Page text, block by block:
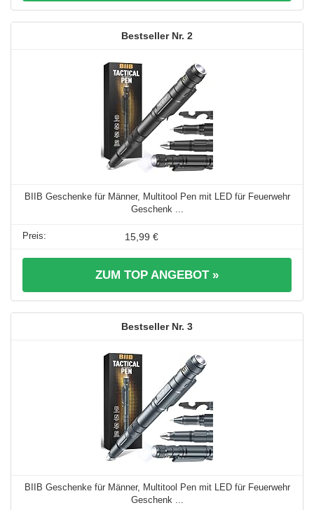
2
BIIB Geschenke für Männer, Multitool Pen mit LED für Feuerwehr
Geschenk ...
15,99 €
ZUM TOP ANGEBOT »
3
BIIB Geschenke für Männer, Multitool Pen mit LED für Feuerwehr
Geschenk ...